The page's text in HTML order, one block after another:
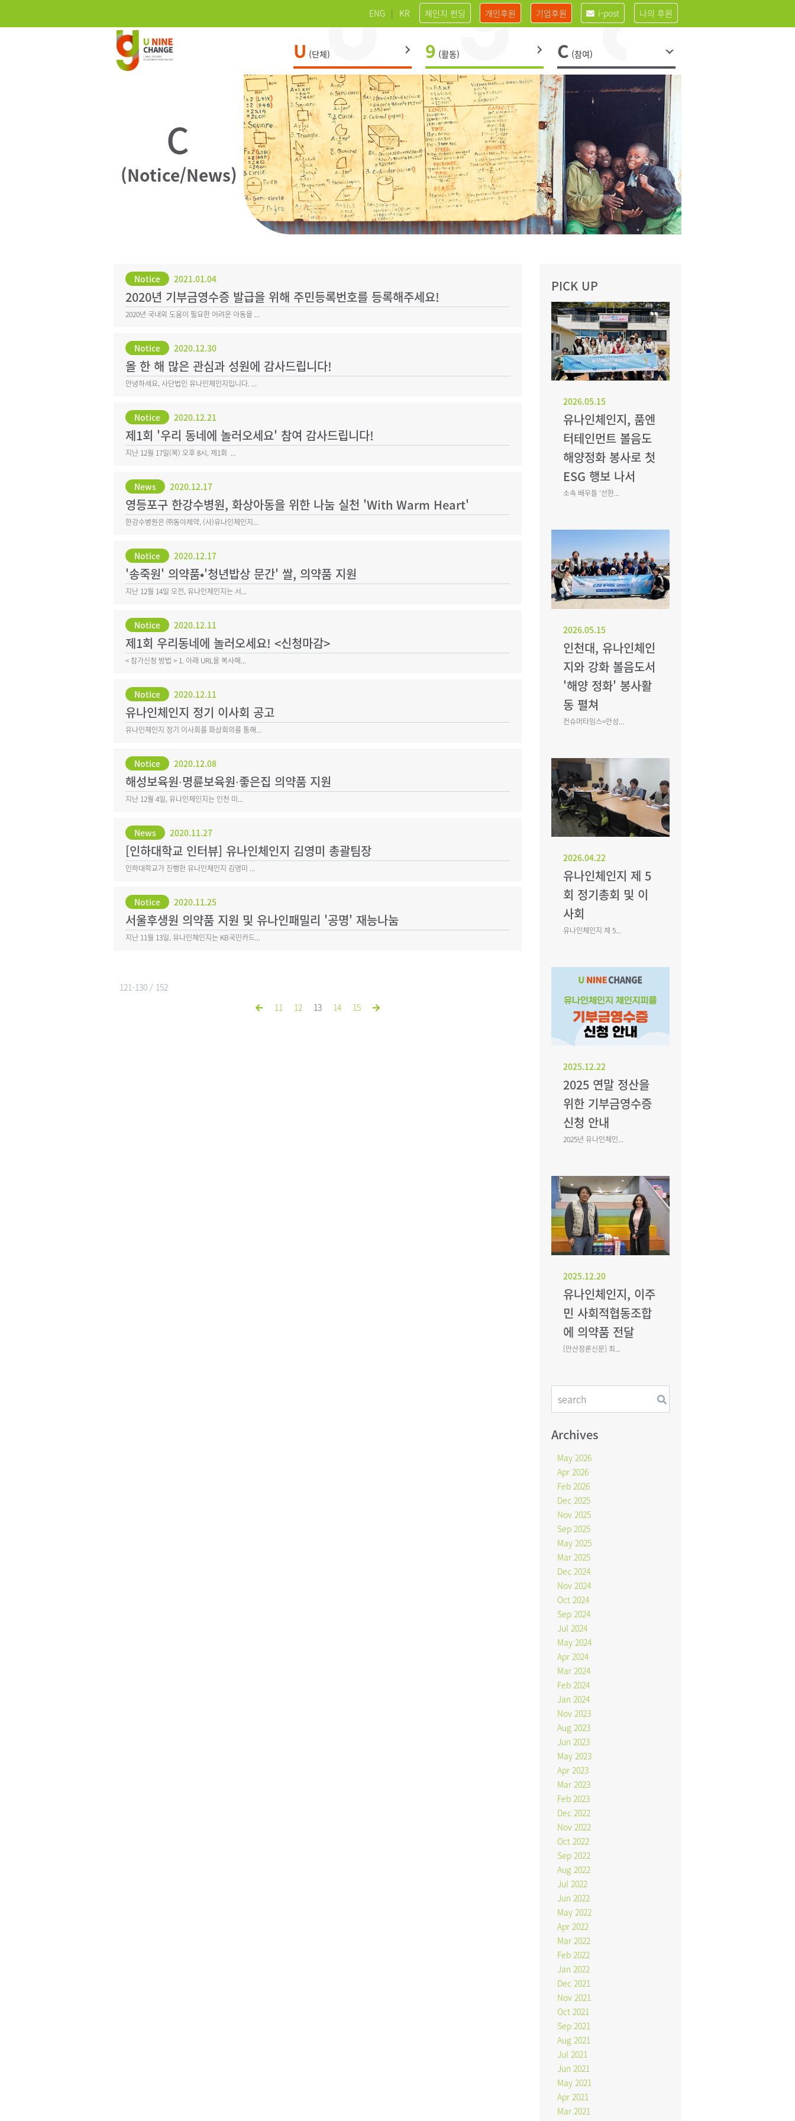
ENG | KR 체인지 펀딩 개인후원 기업후원 i-post 나의 후원
U (단체) 9 (활동) C (참여)
C
(Notice/News)
Notice 2021.01.04
2020년 기부금영수증 발급을 위해 주민등록번호를 등록해주세요!
2020년 국내외 도움이 필요한 어려운 아동을 ...
Notice 2020.12.30
올 한 해 많은 관심과 성원에 감사드립니다!
안녕하세요, 사단법인 유나인체인지입니다. ...
Notice 2020.12.21
제1회 '우리 동네에 놀러오세요' 참여 감사드립니다!
지난 12월 17일(목) 오후 8시, 제1회 ...
News 2020.12.17
영등포구 한강수병원, 화상아동을 위한 나눔 실천 'With Warm Heart'
한강수병원은 ㈜동아제약, (사)유나인체인지...
Notice 2020.12.17
'송죽원' 의약품•'청년밥상 문간' 쌀, 의약품 지원
지난 12월 14일 오전, 유나인체인지는 서...
Notice 2020.12.11
제1회 우리동네에 놀러오세요! <신청마감>
< 참가신청 방법 > 1. 아래 URL을 복사해...
Notice 2020.12.11
유나인체인지 정기 이사회 공고
유나인체인지 정기 이사회를 화상회의를 통해...
Notice 2020.12.08
해성보육원∙명륜보육원∙좋은집 의약품 지원
지난 12월 4일, 유나인체인지는 인천 미...
News 2020.11.27
[인하대학교 인터뷰] 유나인체인지 김영미 총괄팀장
인하대학교가 진행한 유나인체인지 김영미 ...
Notice 2020.11.25
서울후생원 의약품 지원 및 유나인패밀리 '공명' 재능나눔
지난 11월 13일, 유나인체인지는 KB국민카드...
121-130 / 152
11
12 13 14 15
PICK UP
2026.05.15
유나인체인지, 품엔
터테인먼트 볼음도
해양정화 봉사로 첫
ESG 행보 나서
소속 배우들 ‘선한...
2026.05.15
인천대, 유나인체인
지와 강화 볼음도서
'해양 정화' 봉사활
동 펼쳐
컨슈머타임스=안성...
2026.04.22
유나인체인지 제 5
회 정기총회 및 이
사회
유나인체인지 제 5...
2025.12.22
2025 연말 정산을
위한 기부금영수증
신청 안내
2025년 유나인체인...
2025.12.20
유나인체인지, 이주
민 사회적협동조합
에 의약품 전달
[안산정론신문] 최...
Archives
May 2026
Apr 2026
Feb 2026
Dec 2025
Nov 2025
Sep 2025
May 2025
Mar 2025
Dec 2024
Nov 2024
Oct 2024
Sep 2024
Jul 2024
May 2024
Apr 2024
Mar 2024
Feb 2024
Jan 2024
Nov 2023
Aug 2023
Jun 2023
May 2023
Apr 2023
Mar 2023
Feb 2023
Dec 2022
Nov 2022
Oct 2022
Sep 2022
Aug 2022
Jul 2022
Jun 2022
May 2022
Apr 2022
Mar 2022
Feb 2022
Jan 2022
Dec 2021
Nov 2021
Oct 2021
Sep 2021
Aug 2021
Jul 2021
Jun 2021
May 2021
Apr 2021
Mar 2021